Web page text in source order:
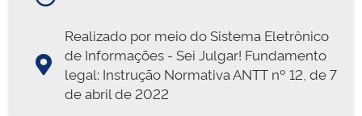
Realizado por meio do Sistema Eletrônico
de Informações - Sei Julgar! Fundamento
legal: Instrução Normativa ANTT nº 12, de 7
de abril de 2022